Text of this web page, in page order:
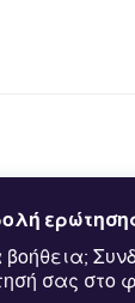
σας στο